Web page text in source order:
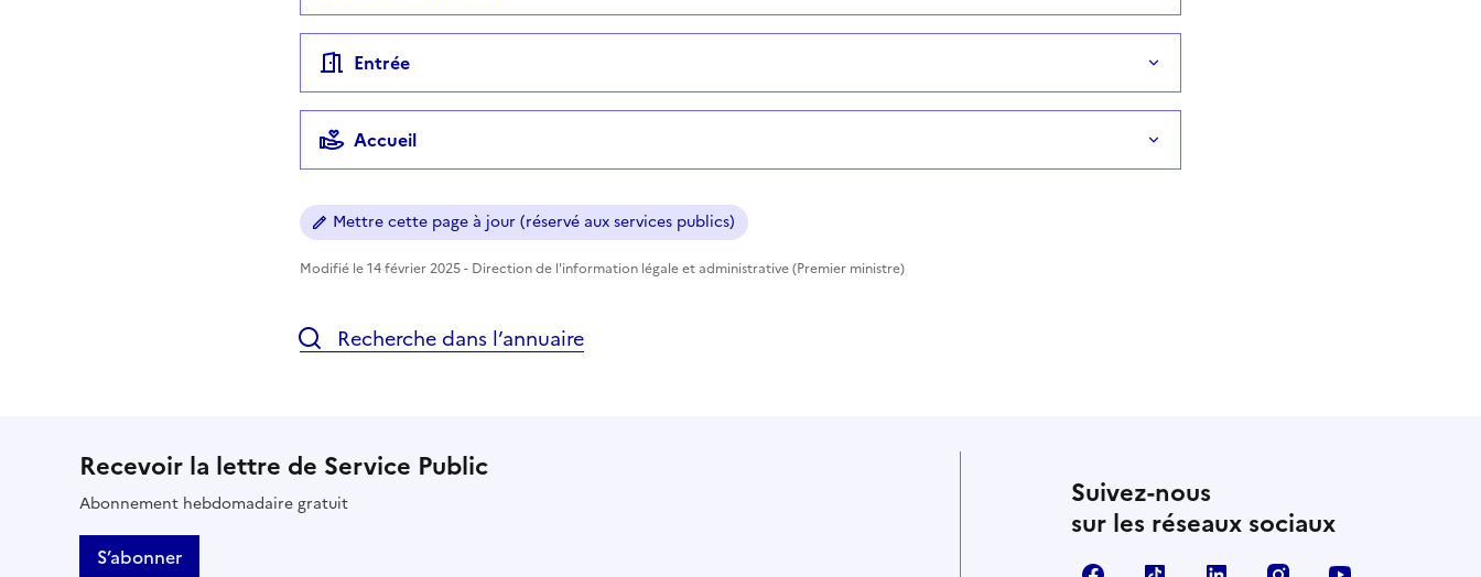
Entrée
Accueil
Mettre cette page à jour (réservé aux services publics)
Modifié le 14 février 2025 - Direction de l'information légale et administrative (Premier ministre)
Recherche dans l’annuaire
Recevoir la lettre de Service Public
Abonnement hebdomadaire gratuit
S’abonner
Suivez-nous
sur les réseaux sociaux